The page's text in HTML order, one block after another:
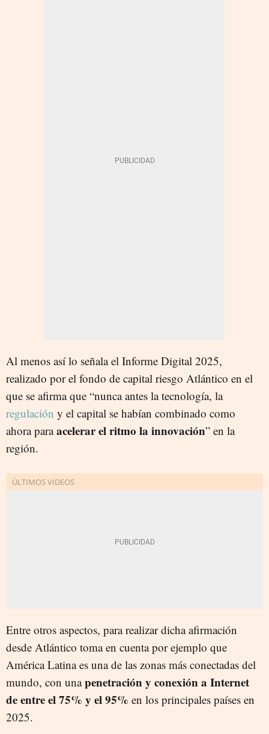
Al menos así lo señala el Informe Digital 2025,
realizado por el fondo de capital riesgo Atlántico en el
que se afirma que “nunca antes la tecnología, la
regulación y el capital se habían combinado como
ahora paraacelerar el ritmo la innovación” en la
región.
Entre otros aspectos, para realizar dicha afirmación
desde Atlántico toma en cuenta por ejemplo que
América Latina es una de las zonas más conectadas del
mundo, con unapenetración y conexión a Internet
de entre el 75% y el 95% en los principales países en
2025.